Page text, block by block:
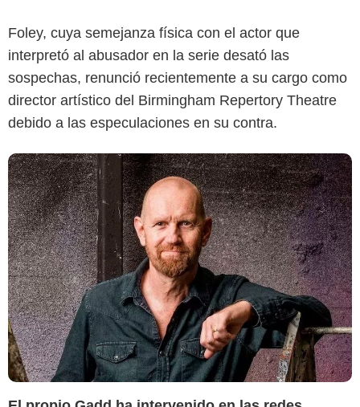
Foley, cuya semejanza física con el actor que
interpretó al abusador en la serie desató las
sospechas, renunció recientemente a su cargo como
director artístico del Birmingham Repertory Theatre
debido a las especulaciones en su contra.